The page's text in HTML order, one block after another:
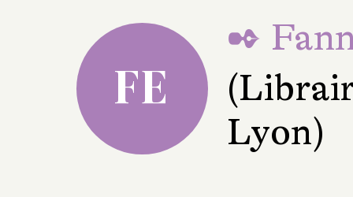
FE
✒
Lyon)